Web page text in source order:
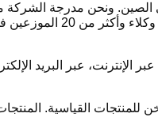
عبر البريد
العادية تحتاج إلى 5-7 أيام عمل. المنتجات